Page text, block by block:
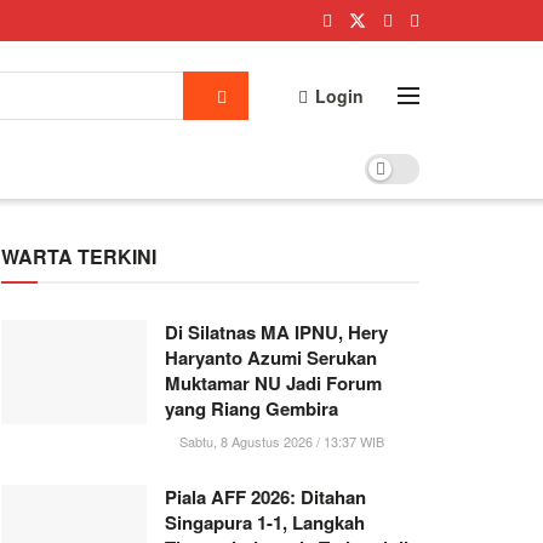
Login
WARTA TERKINI
Di Silatnas MA IPNU, Hery
Haryanto Azumi Serukan
Muktamar NU Jadi Forum
yang Riang Gembira
Sabtu, 8 Agustus 2026 / 13:37 WIB
Piala AFF 2026: Ditahan
Singapura 1-1, Langkah